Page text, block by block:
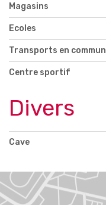
Magasins
Ecoles
Transports en commun
Centre sportif
Divers
Cave